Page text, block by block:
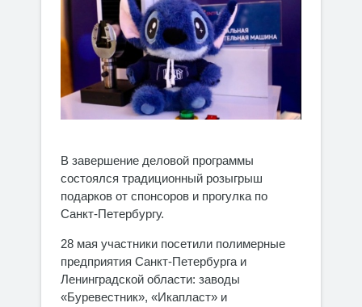
В завершение деловой программы
состоялся традиционный розыгрыш
подарков от спонсоров и прогулка по
Санкт-Петербургу.
28 мая участники посетили полимерные
предприятия Санкт-Петербурга и
Ленинградской области: заводы
«Буревестник», «Икапласт» и